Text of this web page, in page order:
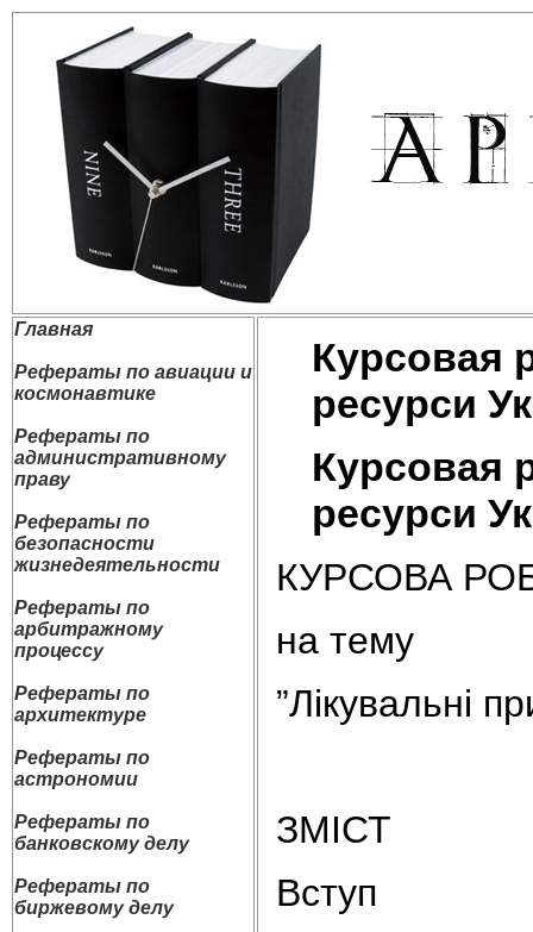
Главная
Рефераты по авиации и
космонавтике
Рефераты по
административному
праву
Рефераты по
безопасности
жизнедеятельности
Рефераты по
арбитражному
процессу
Рефераты по
архитектуре
Рефераты по
астрономии
Рефераты по
банковскому делу
Рефераты по
биржевому делу
Курсовая
ресурси
Курсовая
ресурси
КУРСОВА
на тему
”Лікувальні
ЗМІСТ
Вступ